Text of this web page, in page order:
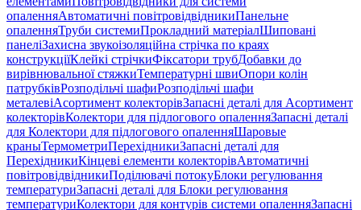
опаленняАвтоматичні повітровідвідникиПанельне
опаленняТруби системиПрокладний матеріалШиповані
панеліЗахисна звукоізоляційна стрічка по краях
конструкціїКлейкі стрічкиФіксатори трубДобавки до
вирівнювальної стяжкиТемпературні швиОпори колін
патрубківРозподільчі шафиРозподільчі шафи
металевіАсортимент колекторівЗапасні деталі для Асортимент
колекторівКолектори для підлогового опаленняЗапасні деталі
для Колектори для підлогового опаленняШаровые
краныТермометриПерехідникиЗапасні деталі для
ПерехідникиКінцеві елементи колекторівАвтоматичні
повітровідвідникиПоділювачі потокуБлоки регулювання
температуриЗапасні деталі для Блоки регулювання
температуриКолектори для контурів системи опаленняЗапасні